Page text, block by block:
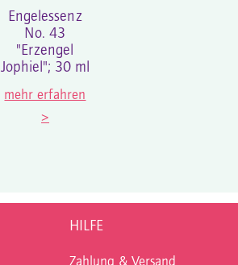
Engelessenz
No. 43
"Erzengel
Jophiel"; 30 ml
mehr erfahren
>
HILFE